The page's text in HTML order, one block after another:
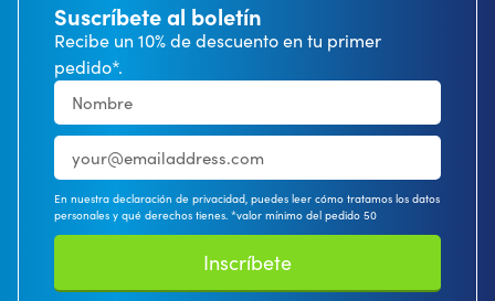
Suscríbete al boletín
Recibe un 10% de descuento en tu primer
pedido*.
En nuestra declaración de privacidad, puedes leer cómo tratamos los datos
personales y qué derechos tienes. *valor mínimo del pedido 50
Inscríbete